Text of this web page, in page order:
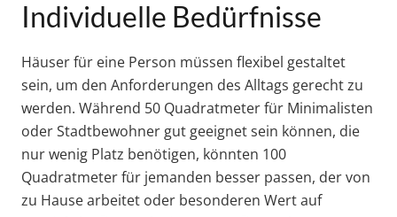
Individuelle Bedürfnisse
Häuser für eine Person müssen flexibel gestaltet
sein, um den Anforderungen des Alltags gerecht zu
werden. Während 50 Quadratmeter für Minimalisten
oder Stadtbewohner gut geeignet sein können, die
nur wenig Platz benötigen, könnten 100
Quadratmeter für jemanden besser passen, der von
zu Hause arbeitet oder besonderen Wert auf